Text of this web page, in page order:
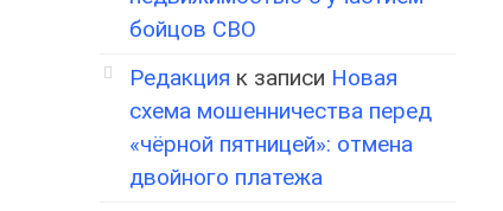
бойцов СВО
Редакция к записи Новая
схема мошенничества перед
«чёрной пятницей»: отмена
двойного платежа